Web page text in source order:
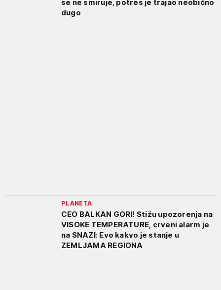
se ne smiruje, potres je trajao neobično
dugo
PLANETA
CEO BALKAN GORI! Stižu upozorenja na
VISOKE TEMPERATURE, crveni alarm je
na SNAZI: Evo kakvo je stanje u
ZEMLJAMA REGIONA